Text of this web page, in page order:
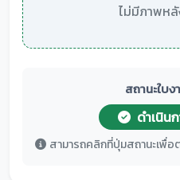
ไม่มีภาพหลั
สถานะใบ
ดำเนิน
สามารถคลิกที่ปุ่มสถานะเพื่อ